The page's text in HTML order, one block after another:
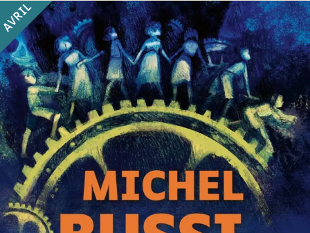
AVRIL
Que la mort nous frôle